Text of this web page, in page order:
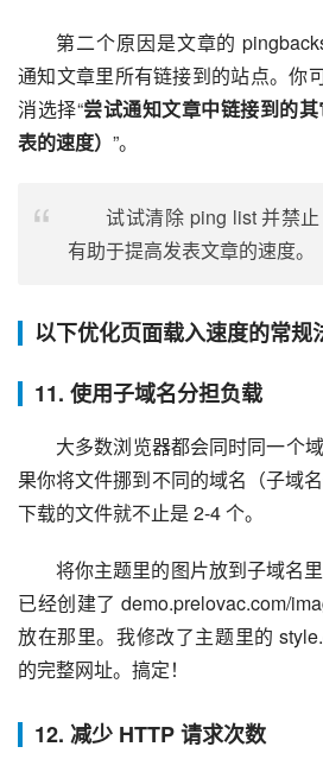
第二个原因是文章的
通知文章里所有链接到的站点。你
消选择“尝试通知文章中链接到的
表的速度） ”。
试试清除 ping list 并禁
有助于提高发表文章的速度。
以下优化页面载入速度的常规
11. 使用子域名分担负载
大多数浏览器都会同时同一个
果你将文件挪到不同的域名（子域
下载的文件就不止是 2-4 个。
将你主题里的图片放到子域名
已经创建了 demo.prelovac.com/
放在那里。我修改了主题里的
的完整网址。搞定！
12. 减少 HTTP 请求次数